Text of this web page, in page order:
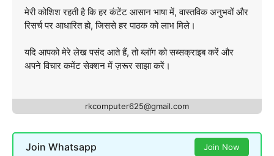
मेरी कोशिश रहती है कि हर कंटेंट आसान भाषा में, वास्तविक अनुभवों और
रिसर्च पर आधारित हो, जिससे हर पाठक को लाभ मिले।
यदि आपको मेरे लेख पसंद आते हैं, तो ब्लॉग को सब्सक्राइब करें और
अपने विचार कमेंट सेक्शन में ज़रूर साझा करें।
rkcomputer625@gmail.com
Join Whatsapp Join Now